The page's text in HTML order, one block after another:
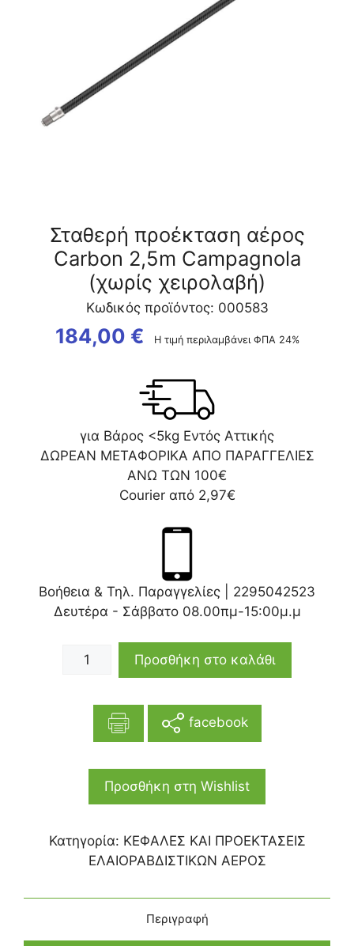
Σταθερή προέκταση αέρος
Carbon 2,5m Campagnola
(χωρίς χειρολαβή)
Κωδικός προϊόντος: 000583
184,00 € Η τιμή περιλαμβάνει ΦΠΑ 24%
για Βάρος <5kg Εντός Αττικής
ΔΩΡΕΑΝ ΜΕΤΑΦΟΡΙΚΑ ΑΠΟ ΠΑΡΑΓΓΕΛΙΕΣ
ΑΝΩ ΤΩΝ 100€
Courier από 2,97€
Βοήθεια & Τηλ. Παραγγελίες | 2295042523
Δευτέρα - Σάββατο 08.00πμ-15:00μ.μ
Προσθήκη στο καλάθι
facebook
Προσθήκη στη Wishlist
Κατηγορία: ΚΕΦΑΛΕΣ ΚΑΙ ΠΡΟΕΚΤΑΣΕΙΣ
ΕΛΑΙΟΡΑΒΔΙΣΤΙΚΩΝ ΑΕΡΟΣ
Περιγραφή